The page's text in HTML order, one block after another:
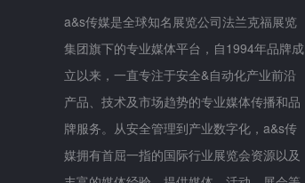
a&s传媒是全球知名展览公司法兰克福展览
集团旗下的专业媒体平台，自1994年品牌成
立以来，一直专注于安全&自动化产业前沿
产品、技术及市场趋势的专业媒体传播和品
牌服务。从安全管理到产业数字化，a&s传
媒拥有首屈一指的国际行业展览会资源以及